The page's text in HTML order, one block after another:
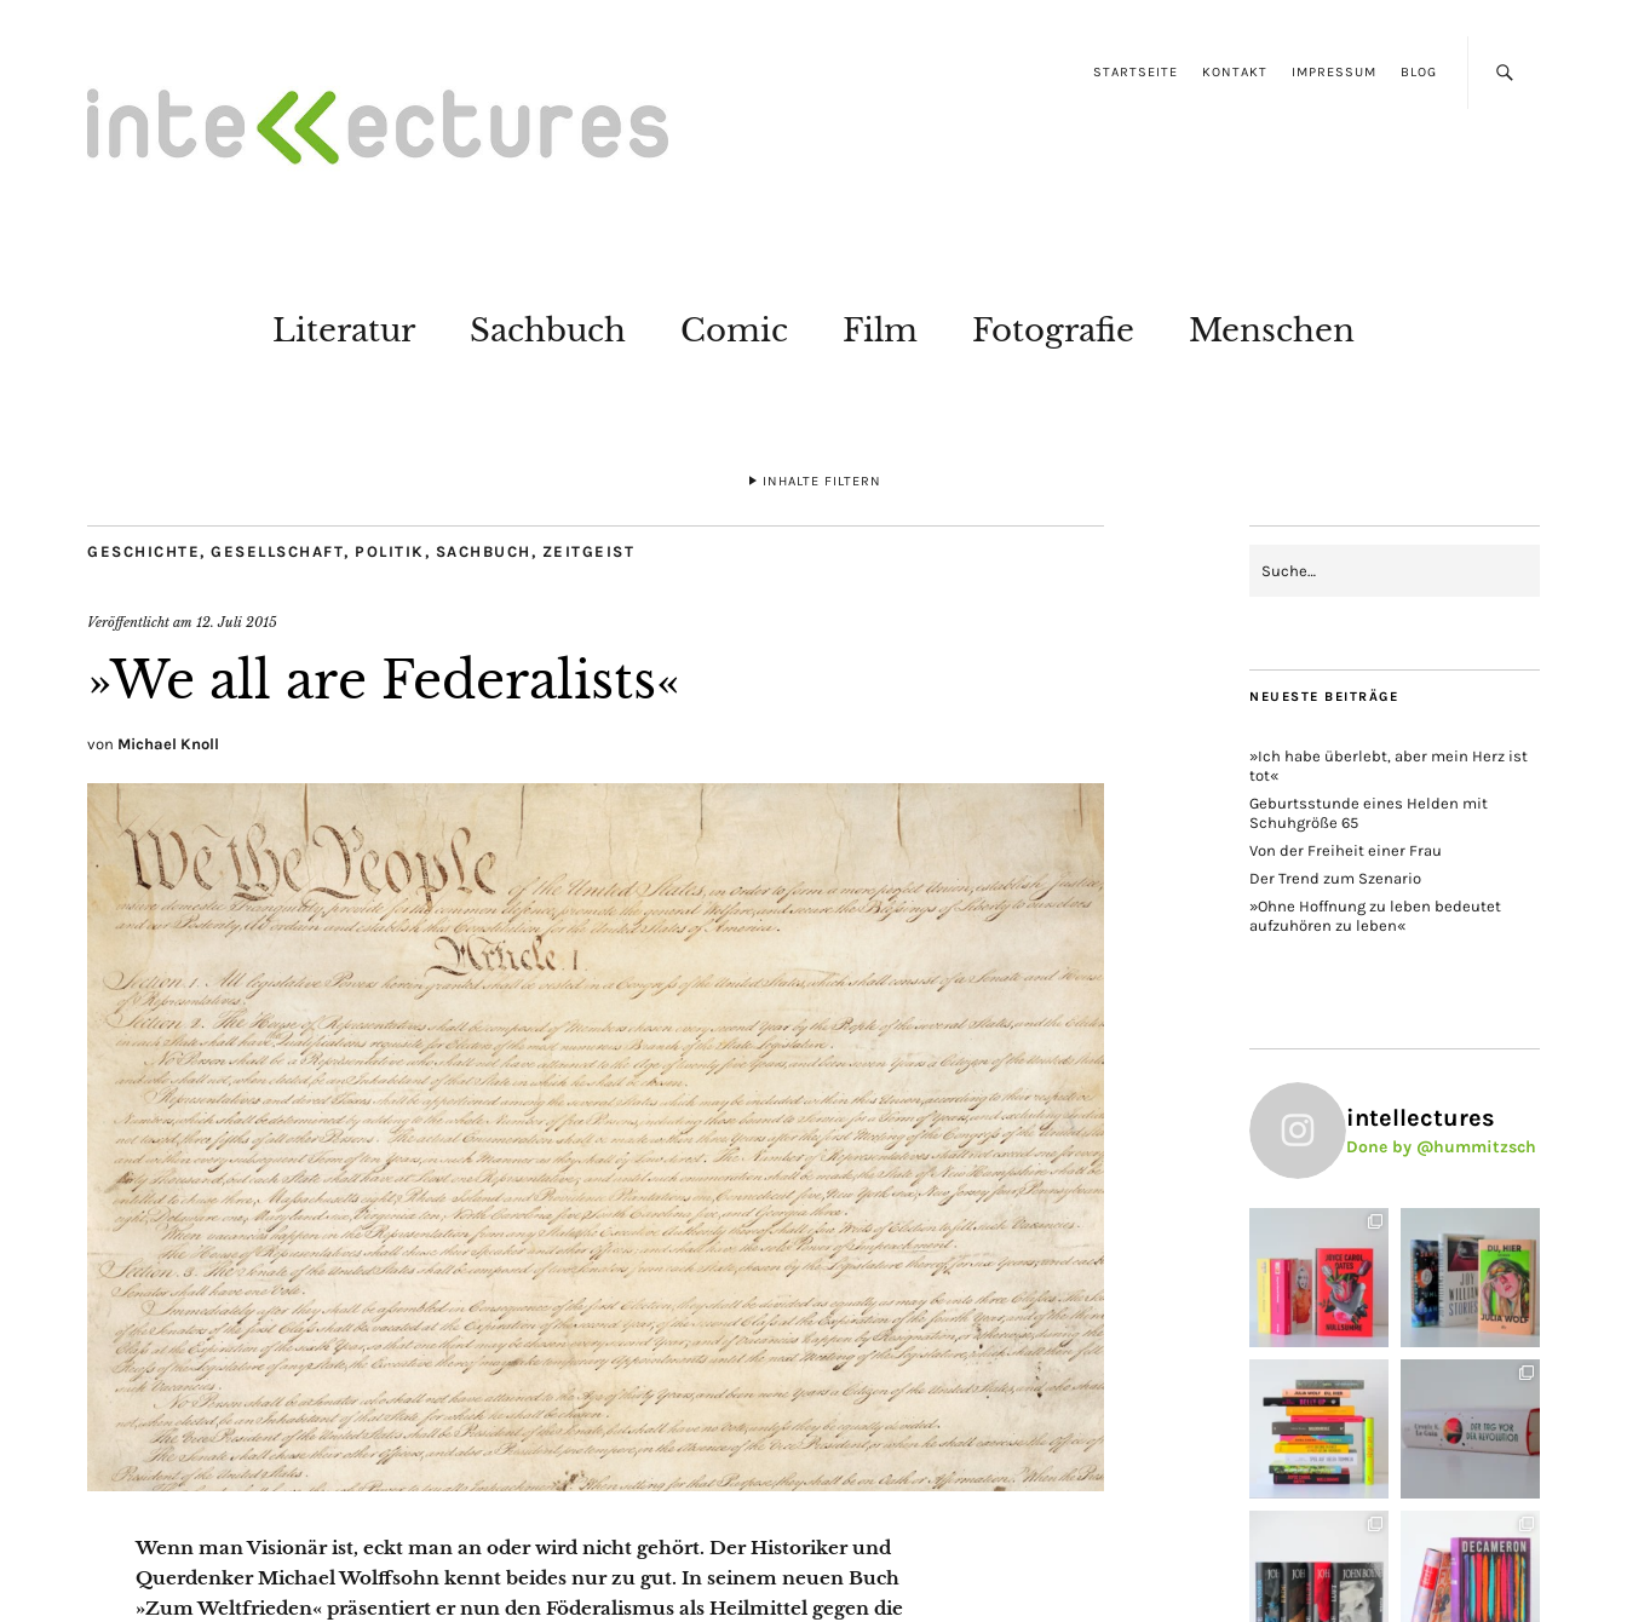
STARTSEITE KONTAKT IMPRESSUM BLOG
Literatur Sachbuch Comic Film Fotografie Menschen
INHALTE FILTERN
GESCHICHTE, GESELLSCHAFT, POLITIK , SACHBUCH , ZEITGEIST
Veröffentlicht am 12. Juli 2015
»We all are Federalists«
von Michael Knoll
Wenn man Visionär ist, eckt man an oder wird nicht gehört. Der Historiker und
Querdenker Michael Wolffsohn kennt beides nur zu gut. In seinem neuen Buch
»Zum Weltfrieden« präsentiert er nun den Föderalismus als Heilmittel gegen die
NEUESTE BEITRÄGE
»Ich habe überlebt, aber mein Herz ist
tot«
Geburtsstunde eines Helden mit
Schuhgröße 65
Von der Freiheit einer Frau
Der Trend zum Szenario
»Ohne Hoffnung zu leben bedeutet
aufzuhören zu leben«
intellectures
Done by @hummitzsch